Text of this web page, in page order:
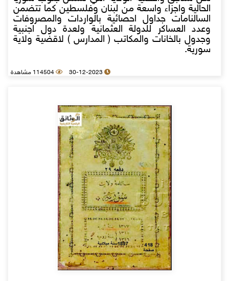
الحالية واجزاء واسعة من لبنان وفلسطين كما تتضمن
السالنامات جداول احصائية بالواردات والمصروفات
وعدد العساكر للدولة العثمانية ولعدة دول اجنبية
وجدول بالخانات والمكاتب ( المدارس ) لاقضية ولاية
سورية.
30-12-2023 114504 مشاهدة